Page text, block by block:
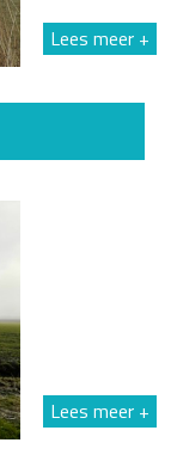
Lees meer +
Lees meer +